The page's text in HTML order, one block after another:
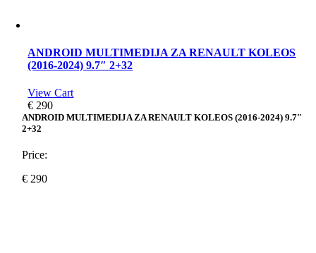
ANDROID MULTIMEDIJA ZA RENAULT KOLEOS
(2016-2024) 9.7″ 2+32
View Cart
€ 290
ANDROID MULTIMEDIJA ZA RENAULT KOLEOS (2016-2024) 9.7″
2+32
Price:
€ 290